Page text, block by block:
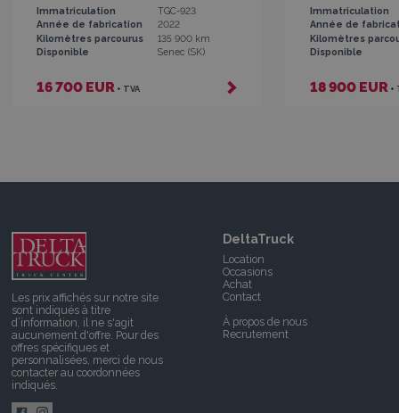
Immatriculation
TGC-923
Année de fabrication
2022
Kilomètres parcourus
135 900 km
Disponible
Senec (SK)
16 700 EUR + TVA
Immatriculation
Année de
Kilomètres
Disponible
18 900 EUR +
Les prix affichés sur notre site
sont indiqués à titre
d’information, il ne s'agit
aucunement d'offre. Pour des
offres spécifiques et
personnalisées, merci de nous
contacterau coordonnées
indiqués.
DeltaTruck
Location
Occasions
Achat
Contact
À propos de nous
Recrutement